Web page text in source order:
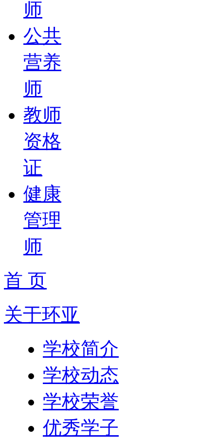
师
公共
营养
师
教师
资格
证
健康
管理
师
首 页
关于环亚
学校简介
学校动态
学校荣誉
优秀学子